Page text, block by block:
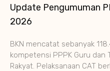
Update Pengumuman
2026
BKN mencatat sebanyak
kompetensi PPPK Guru dan
Rakyat. Pelaksanaan CAT